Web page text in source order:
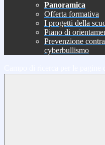
Panoramica
Offerta formativa
I progetti della
Piano di
Prevenzione
cyberbullismo